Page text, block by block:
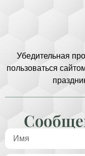
Убедительная
пользоваться